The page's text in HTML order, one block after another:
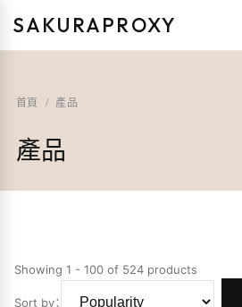
SAKURAPROXY
首頁 / 產品
產品
Showing 1 - 100 of 524 products
Sort by：